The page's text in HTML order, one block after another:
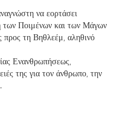
να εορτάσει
των Ποιμένων και των Μάγων
προς τη Βηθλεέμ, αληθινό
Ενανθρωπήσεως,
της για τον άνθρωπο, την